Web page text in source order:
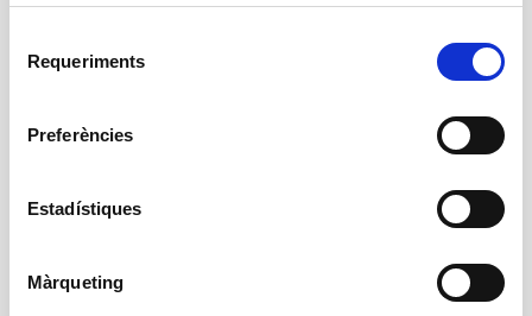
Requeriments
Preferències
Estadístiques
Màrqueting
Reprodueix el vídeo